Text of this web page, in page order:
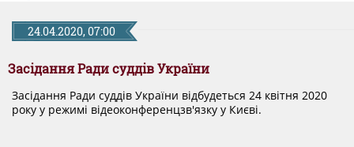
24.04.2020, 07:00
Засідання Ради суддів України
Засідання Ради суддів України відбудеться 24 квітня 2020
року у режимі відеоконференцзв'язку у Києві.